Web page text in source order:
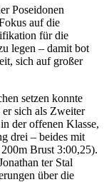
Poseidonen
auf die
für die
legen – damit bot
sich auf großer
setzen konnte
sich als Zweiter
der offenen Klasse,
drei – beides mit
Brust 3:00,25).
ter Stal
über die